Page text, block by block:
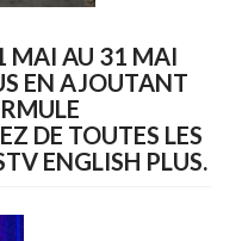
MAI AU 31 MAI
EN AJOUTANT
DE TOUTES LES
ENGLISH PLUS.